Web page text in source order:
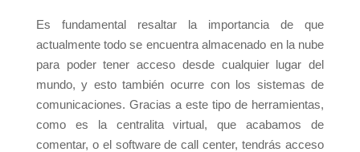
Es fundamental resaltar la importancia de que
actualmente todo se encuentra almacenado en la nube
para poder tener acceso desde cualquier lugar del
mundo, y esto también ocurre con los sistemas de
comunicaciones. Gracias a este tipo de herramientas,
como es la centralita virtual, que acabamos de
comentar, o el software de call center, tendrás acceso